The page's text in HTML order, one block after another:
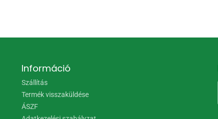
Információ
Szállítás
Termék visszaküldése
ÁSZF